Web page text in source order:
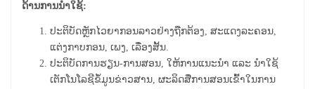
ດ້ານການນໍາໃຊ້:
ປະຕິບັດຫຼັກໄວຍາກອນລາວຢ່າງຖືກຕ້ອງ, ສະແດງລະຄອນ,
ແຕ່ງກາບກອນ, ເພງ, ເລື່ອງສັ້ນ.
ປະຕິບັດການຮຽນ-ການສອນ ໃຫ້ການແນະນໍາ ແລະ ນຳໃຊ້
ເຕັກໂນໂລຊີຂໍ້ມູນຂ່າວສານ, ຜະລິດສື່ການສອນເຂົ້າໃນການ